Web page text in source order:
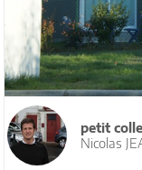
petit
Nicolas